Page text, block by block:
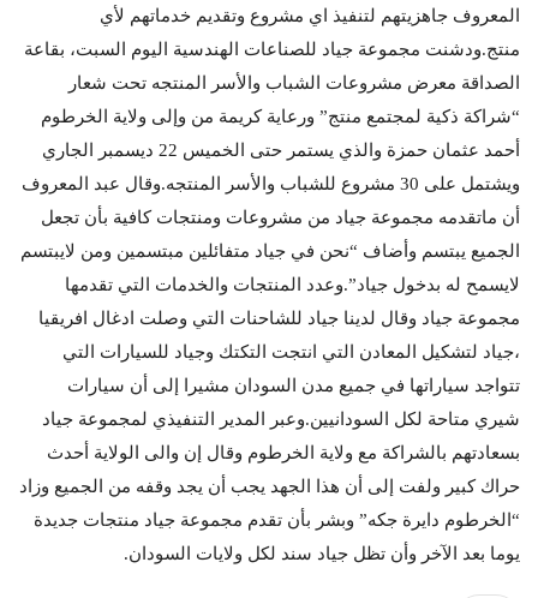
المعروف جاهزيتهم لتنفيذ اي مشروع وتقديم خدماتهم لأي
منتج.ودشنت مجموعة جياد للصناعات الهندسية اليوم السبت، بقاعة
الصداقة معرض مشروعات الشباب والأسر المنتجه تحت شعار
“شراكة ذكية لمجتمع منتج” ورعاية كريمة من وإلى ولاية الخرطوم
أحمد عثمان حمزة والذي يستمر حتى الخميس 22 ديسمبر الجاري
ويشتمل على 30 مشروع للشباب والأسر المنتجه.وقال عبد المعروف
أن ماتقدمه مجموعة جياد من مشروعات ومنتجات كافية بأن تجعل
الجميع يبتسم وأضاف “نحن في جياد متفائلين مبتسمين ومن لايبتسم
لايسمح له بدخول جياد”.وعدد المنتجات والخدمات التي تقدمها
مجموعة جياد وقال لدينا جياد للشاحنات التي وصلت ادغال افريقيا
،جياد لتشكيل المعادن التي انتجت التكتك وجياد للسيارات التي
تتواجد سياراتها في جميع مدن السودان مشيرا إلى أن سيارات
شيري متاحة لكل السودانيين.وعبر المدير التنفيذي لمجموعة جياد
بسعادتهم بالشراكة مع ولاية الخرطوم وقال إن والى الولاية أحدث
حراك كبير ولفت إلى أن هذا الجهد يجب أن يجد وقفه من الجميع وزاد
“الخرطوم دايرة جكه” وبشر بأن تقدم مجموعة جياد منتجات جديدة
يوما بعد الآخر وأن تظل جياد سند لكل ولايات السودان.